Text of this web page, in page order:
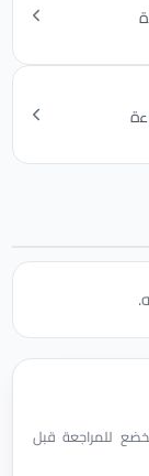
للمراجعة قبل